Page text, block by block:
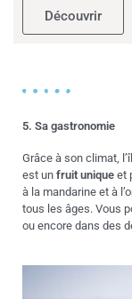
Découvrir
5. Sa gastronomie
Grâce à son climat,
est un fruit unique et
à la mandarine et à
tous les âges. Vous
ou encore dans des